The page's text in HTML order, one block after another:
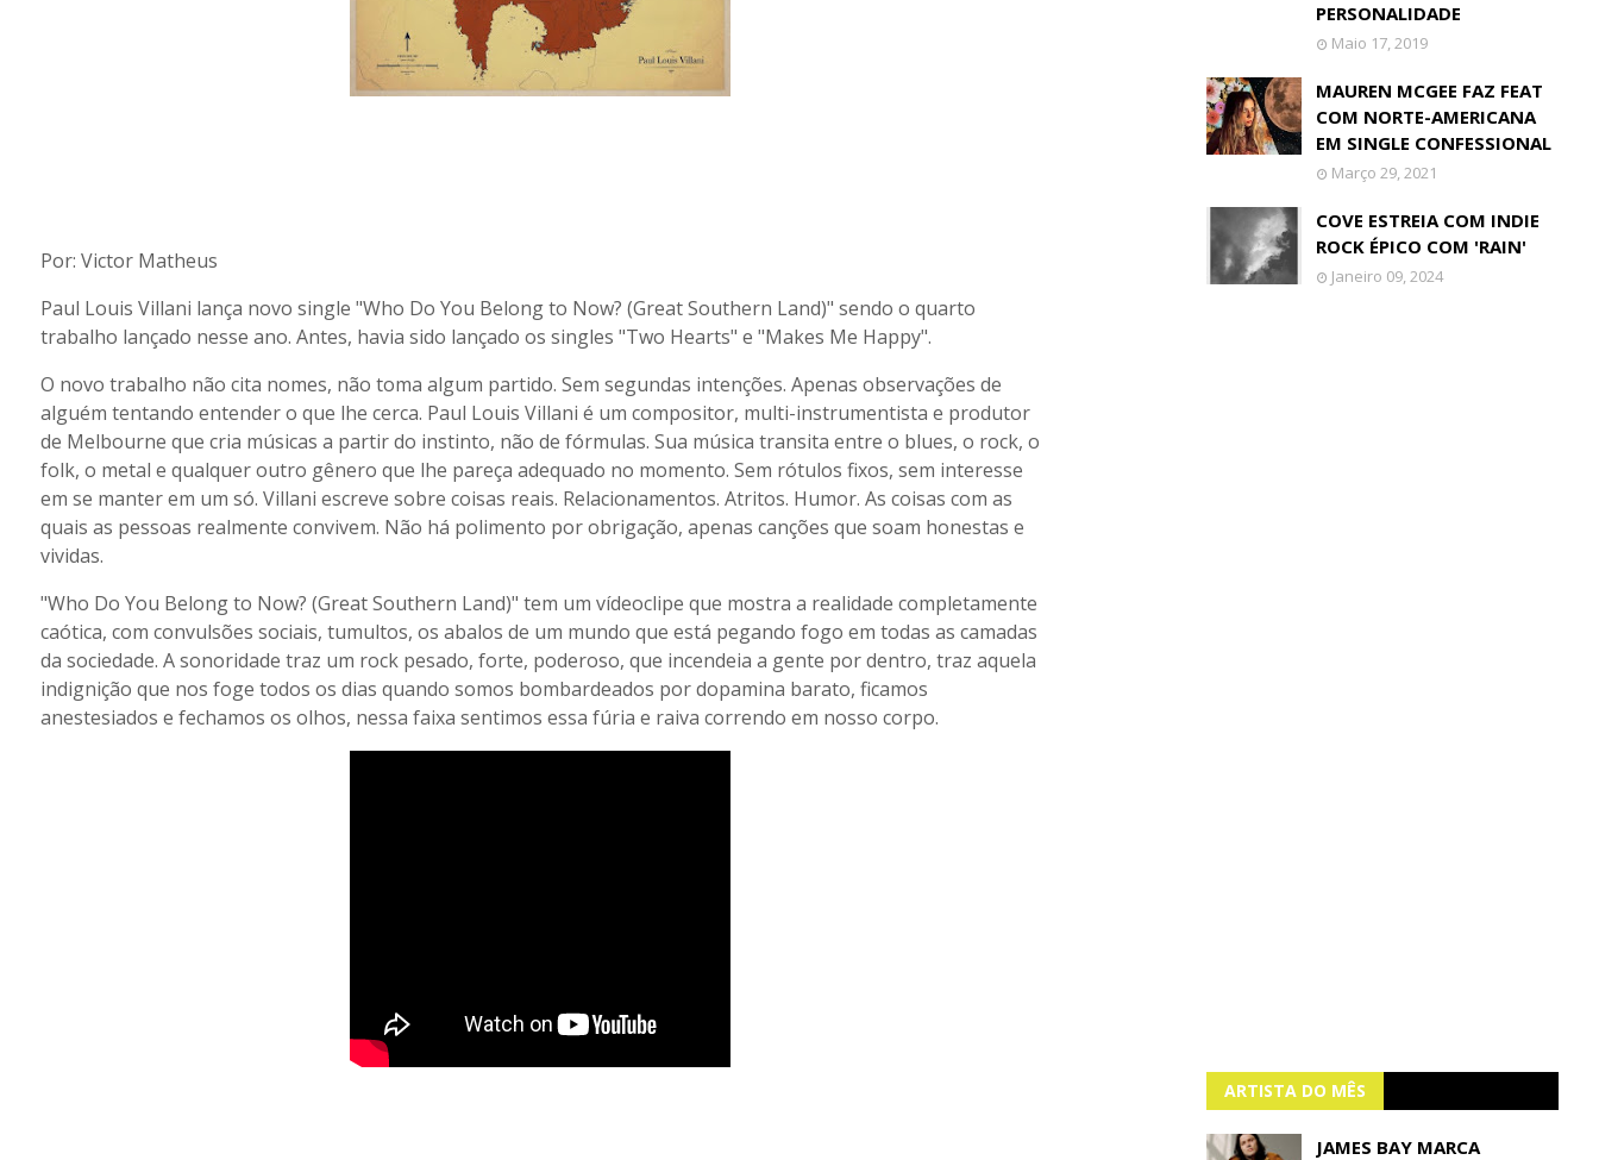
Por: Victor Matheus
Paul Louis Villani lança novo single "Who Do You Belong to Now? (Great Southern Land)" sendo o quarto
trabalho lançado nesse ano. Antes, havia sido lançado os singles "Two Hearts" e "Makes Me Happy".
O novo trabalho não cita nomes, não toma algum partido. Sem segundas intenções. Apenas observações de
alguém tentando entender o que lhe cerca. Paul Louis Villani é um compositor, multi-instrumentista e produtor
de Melbourne que cria músicas a partir do instinto, não de fórmulas. Sua música transita entre o blues, o rock, o
folk, o metal e qualquer outro gênero que lhe pareça adequado no momento. Sem rótulos fixos, sem interesse
em se manter em um só. Villani escreve sobre coisas reais. Relacionamentos. Atritos. Humor. As coisas com as
quais as pessoas realmente convivem. Não há polimento por obrigação, apenas canções que soam honestas e
vividas.
"Who Do You Belong to Now? (Great Southern Land)" tem um vídeoclipe que mostra a realidade completamente
caótica, com convulsões sociais, tumultos, os abalos de um mundo que está pegando fogo em todas as camadas
da sociedade. A sonoridade traz um rock pesado, forte, poderoso, que incendeia a gente por dentro, traz aquela
indignição que nos foge todos os dias quando somos bombardeados por dopamina barato, ficamos
anestesiados e fechamos os olhos, nessa faixa sentimos essa fúria e raiva correndo em nosso corpo.
PERSONALIDADE
Maio 17, 2019
MAUREN MCGEE FAZ FEAT
COM NORTE-AMERICANA
EM SINGLE CONFESSIONAL
Março 29, 2021
COVE ESTREIA COM INDIE
ROCK ÉPICO COM 'RAIN'
Janeiro 09, 2024
ARTISTA DO MÊS
JAMES BAY MARCA